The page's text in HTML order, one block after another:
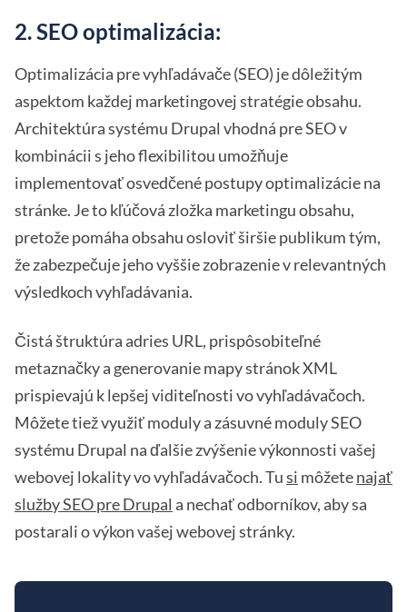
2. SEO optimalizácia:
Optimalizácia pre vyhľadávače (SEO) je dôležitým
aspektom každej marketingovej stratégie obsahu.
Architektúra systému Drupal vhodná pre SEO v
kombinácii s jeho flexibilitou umožňuje
implementovať osvedčené postupy optimalizácie na
stránke. Je to kľúčová zložka marketingu obsahu,
pretože pomáha obsahu osloviť širšie publikum tým,
že zabezpečuje jeho vyššie zobrazenie v relevantných
výsledkoch vyhľadávania.
Čistá štruktúra adries URL, prispôsobiteľné
metaznačky a generovanie mapy stránok XML
prispievajú k lepšej viditeľnosti vo vyhľadávačoch.
Môžete tiež využiť moduly a zásuvné moduly SEO
systému Drupal na ďalšie zvýšenie výkonnosti vašej
webovej lokality vo vyhľadávačoch. Tusi môžetenajať
služby SEO pre Drupal a nechať odborníkov, aby sa
postarali o výkon vašej webovej stránky.